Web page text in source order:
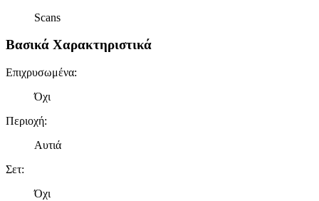
Scans
Βασικά Χαρακτηριστικά
Επιχρυσωμένα:
Όχι
Περιοχή:
Αυτιά
Σετ:
Όχι